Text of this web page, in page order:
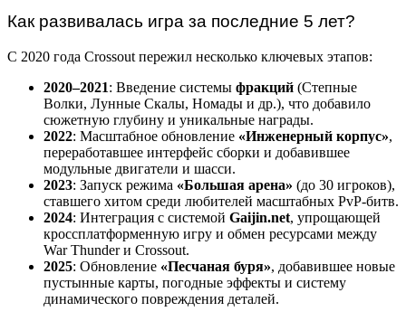
Как развивалась игра за последние 5 лет?
С 2020 года Crossout пережил несколько ключевых этапов:
2020–2021: Введение системы фракций (Степные
Волки, Лунные Скалы, Номады и др.), что добавило
сюжетную глубину и уникальные награды.
2022: Масштабное обновление «Инженерный корпус»,
переработавшее интерфейс сборки и добавившее
модульные двигатели и шасси.
2023: Запуск режима «Большая арена» (до 30 игроков),
ставшего хитом среди любителей масштабных PvP-битв.
2024: Интеграция с системой Gaijin.net, упрощающей
кроссплатформенную игру и обмен ресурсами между
War Thunder и Crossout.
2025: Обновление «Песчаная буря», добавившее новые
пустынные карты, погодные эффекты и систему
динамического повреждения деталей.